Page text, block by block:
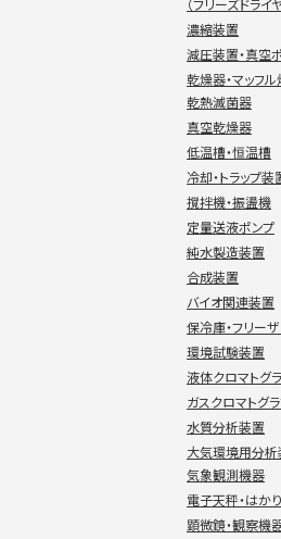
（フリーズドライ
濃縮装置
減圧装置・真空
乾燥器・マッフル
乾熱滅菌器
真空乾燥器
低温槽・恒温槽
冷却・トラップ装
撹拌機・振盪機
定量送液ポンプ
純水製造装置
合成装置
バイオ関連装置
保冷庫・フリー
環境試験装置
液体クロマトグ
ガスクロマトグ
水質分析装置
大気環境用分析
気象観測機器
電子天秤・はかり
顕微鏡・観察機